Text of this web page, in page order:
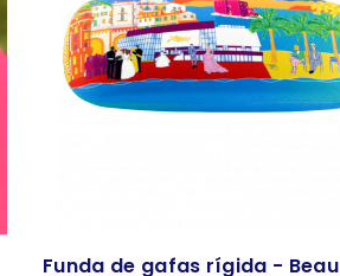
Funda de gafas rígida - Beau